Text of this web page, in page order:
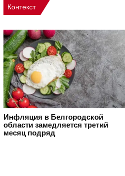
Контекст
Инфляция в Белгородской
области замедляется третий
месяц подряд